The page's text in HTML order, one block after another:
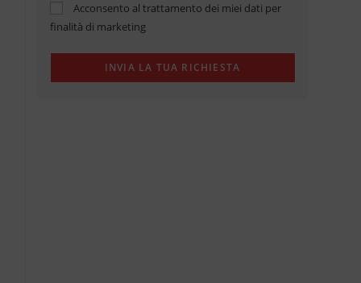
Acconsento al trattamento dei miei dati per
finalità di marketing